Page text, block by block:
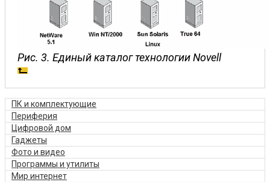
Рис. 3. Единый каталог технологии Novell
ПК и комплектующие
Периферия
Цифровой дом
Гаджеты
Фото и видео
Программы и утилиты
Мир интернет